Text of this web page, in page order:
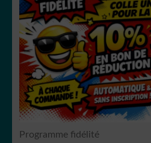
Programme fidélité